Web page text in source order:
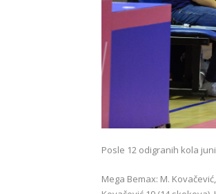
Posle 12 odigranih kola
Mega Bemax: M.